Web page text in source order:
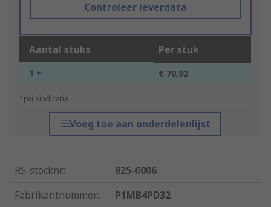
Controleer leverdata
Aantal stuks Per stuk
1 + € 70,92
*prijsindicatie
Voeg toe aan onderdelenlijst
RS-stocknr.:
825-6006
Fabrikantnummer:
P1MB4PD32